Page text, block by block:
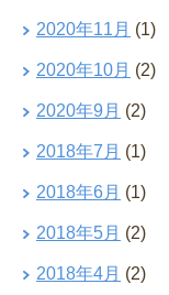
2020年11月 (1)
2020年10月 (2)
2020年9月 (2)
2018年7月 (1)
2018年6月 (1)
2018年5月 (2)
2018年4月 (2)